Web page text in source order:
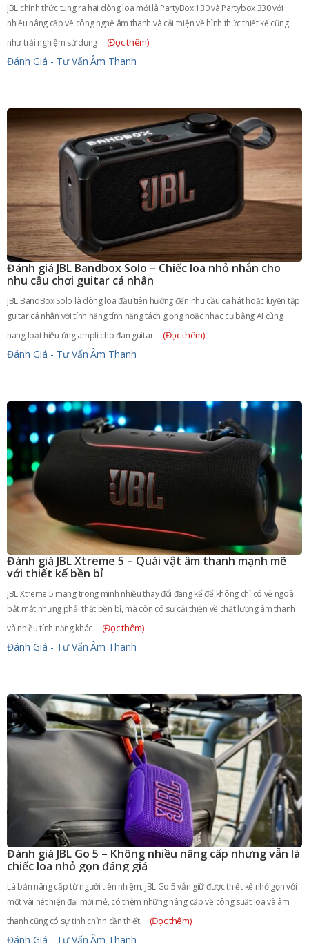
JBL chính thức tung ra hai dòng loa mới là PartyBox 130 và Partybox 330 với
nhiều nâng cấp về công nghệ âm thanh và cải thiện về hình thức thiết kế cũng
như trải nghiệm sử dụng
(Đọc thêm)
Đánh Giá - Tư Vấn Âm Thanh
Đánh giá JBL Bandbox Solo – Chiếc loa nhỏ nhắn cho
nhu cầu chơi guitar cá nhân
JBL BandBox Solo là dòng loa đầu tiên hướng đến nhu cầu ca hát hoặc luyện tập
guitar cá nhân với tính năng tính năng tách giọng hoặc nhạc cụ bằng AI cùng
hàng loạt hiệu ứng ampli cho đàn guitar
(Đọc thêm)
Đánh Giá - Tư Vấn Âm Thanh
Đánh giá JBL Xtreme 5 – Quái vật âm thanh mạnh mẽ
với thiết kế bền bỉ
JBL Xtreme 5 mang trong mình nhiều thay đổi đáng kể để không chỉ có vẻ ngoài
bắt mắt nhưng phải thật bền bỉ, mà còn có sự cải thiện về chất lượng âm thanh
và nhiều tính năng khác
(Đọc thêm)
Đánh Giá - Tư Vấn Âm Thanh
Đánh giá JBL Go 5 – Không nhiều nâng cấp nhưng vẫn là
chiếc loa nhỏ gọn đáng giá
Là bản nâng cấp từ người tiền nhiệm, JBL Go 5 vẫn giữ được thiết kế nhỏ gọn với
một vài nét hiện đại mới mẻ, có thêm những nâng cấp về công suất loa và âm
thanh cũng có sự tinh chỉnh cần thiết
(Đọc thêm)
Đánh Giá - Tư Vấn Âm Thanh